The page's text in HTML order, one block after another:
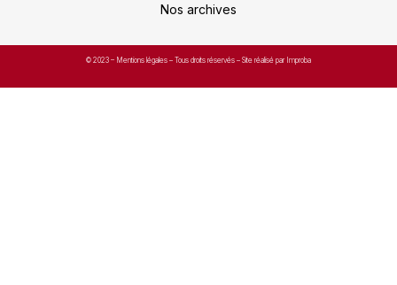
Nos archives
© 2023 – Mentions légales – Tous droits réservés – Site réalisé par Improba